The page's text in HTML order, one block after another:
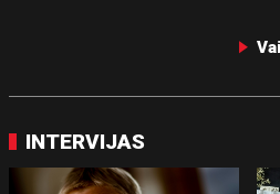
INTERVIJAS